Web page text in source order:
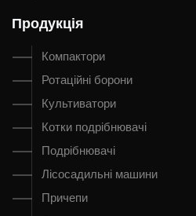
Продукція
Компактори
Ротаційні борони
Культиватори
Котки подрібнювачі
Подрібнювачі
Лісосадильні машини
Причепи